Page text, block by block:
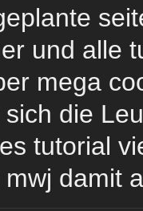
und alle
mega
sich die
tutorial
mwj damit